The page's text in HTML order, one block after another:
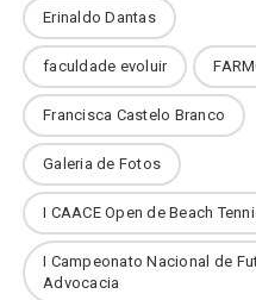
Erinaldo Dantas
faculdade evoluir
Francisca Castelo Branco
Galeria de Fotos
I CAACE Open de Beach
I Campeonato Nacional de
Advocacia